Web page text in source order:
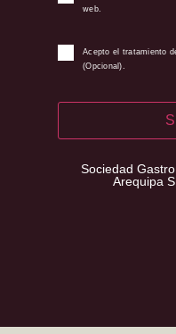
web.
Acepto el tratamiento
(Opcional).
Sociedad
Arequipa